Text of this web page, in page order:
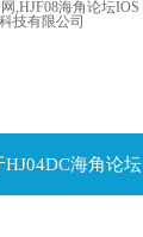
,HJF08海角论坛IOS
HJ04DC海角论坛